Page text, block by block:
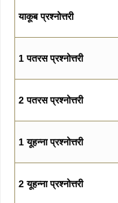
याकूब प्रश्नोत्तरी
1 पतरस प्रश्नोत्तरी
2 पतरस प्रश्नोत्तरी
1 यूहन्ना प्रश्नोत्तरी
2 यूहन्ना प्रश्नोत्तरी